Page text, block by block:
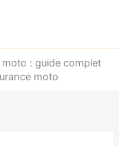
: guide complet
moto